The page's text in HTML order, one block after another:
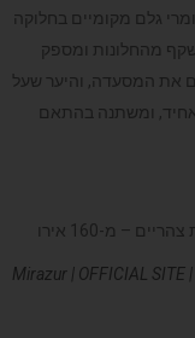
גלם מקומיים בחלוקה
מהחלונות ומספק
את המסעדה, והיער שעל
ומשתנה בהתאם
Mirazur | OFFICIAL SITE